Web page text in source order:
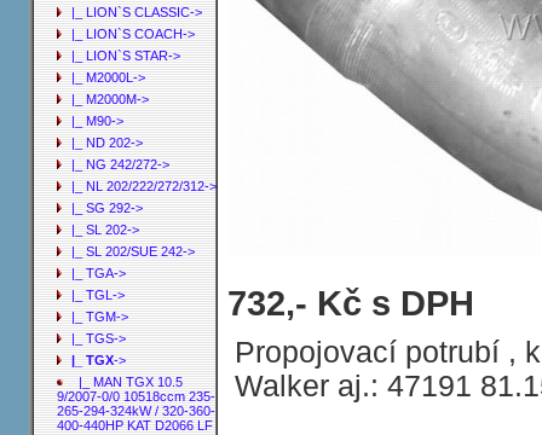
|_ LION`S CLASSIC->
|_ LION`S COACH->
|_ LION`S STAR->
|_ M2000L->
|_ M2000M->
|_ M90->
|_ ND 202->
|_ NG 242/272->
|_ NL 202/222/272/312->
|_ SG 292->
|_ SL 202->
|_ SL 202/SUE 242->
|_ TGA->
|_ TGL->
|_ TGM->
|_ TGS->
|_ TGX->
|_ MAN TGX 10.5
9/2007-0/0 10518ccm 235-
265-294-324kW / 320-360-
400-440HP KAT D2066 LF
Propojovací potrubí MAN TGX 10.5
320-360-400-440HP KAT D2066LF
732,- Kč s DPH
Propojovací potrubí ,
Walker aj.: 47191